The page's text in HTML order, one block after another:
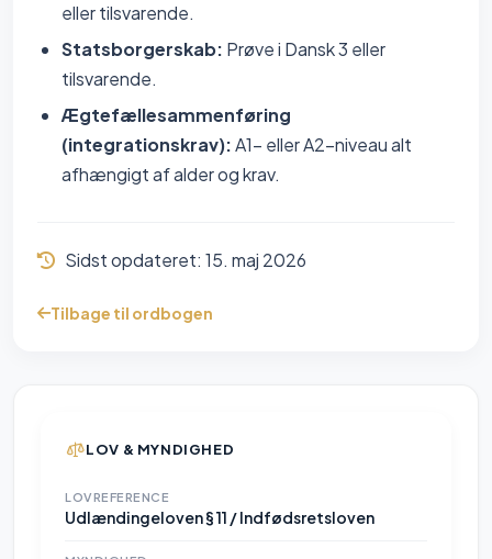
eller tilsvarende.
Statsborgerskab: Prøve i Dansk 3 eller
tilsvarende.
Ægtefællesammenføring
(integrationskrav):A1- eller A2-niveau alt
afhængigt af alder og krav.
Sidst opdateret: 15. maj 2026
Tilbage til ordbogen
LOV & MYNDIGHED
LOVREFERENCE
Udlændingeloven § 11 / Indfødsretsloven